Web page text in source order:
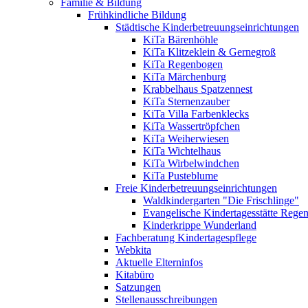
Familie & Bildung
Frühkindliche Bildung
Städtische Kinderbetreuungseinrichtungen
KiTa Bärenhöhle
KiTa Klitzeklein & Gernegroß
KiTa Regenbogen
KiTa Märchenburg
Krabbelhaus Spatzennest
KiTa Sternenzauber
KiTa Villa Farbenklecks
KiTa Wassertröpfchen
KiTa Weiherwiesen
KiTa Wichtelhaus
KiTa Wirbelwindchen
KiTa Pusteblume
Freie Kinderbetreuungseinrichtungen
Waldkindergarten "Die Frischlinge"
Evangelische Kindertagesstätte
Kinderkrippe Wunderland
Fachberatung Kindertagespflege
Webkita
Aktuelle Elterninfos
Kitabüro
Satzungen
Stellenausschreibungen